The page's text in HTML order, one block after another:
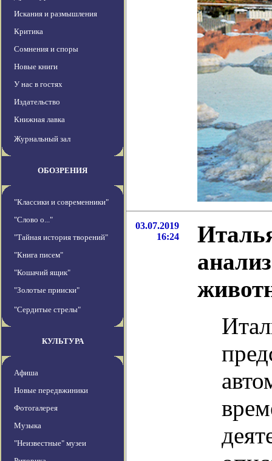
Искания и размышления
Критика
Сомнения и споры
Новые книги
У нас в гостях
Издательство
Книжная лавка
Журнальный зал
ОБОЗРЕНИЯ
"Классики и современники"
"Слово о..."
"Тайная история творений"
"Книга писем"
"Кошачий ящик"
"Золотые прииски"
"Сердитые стрелы"
КУЛЬТУРА
Афиша
Новые передвжиники
Фотогалерея
Музыка
"Неизвестные" музеи
03.07.2019
16:24